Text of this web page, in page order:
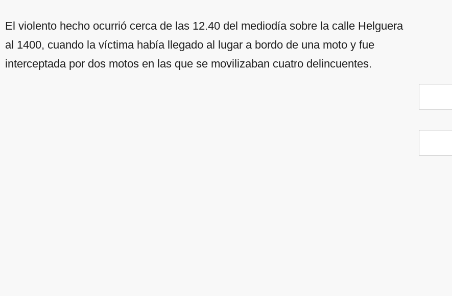
El violento hecho ocurrió cerca de las 12.40 del mediodía sobre la calle Helguera
al 1400, cuando la víctima había llegado al lugar a bordo de una moto y fue
interceptada por dos motos en las que se movilizaban cuatro delincuentes.